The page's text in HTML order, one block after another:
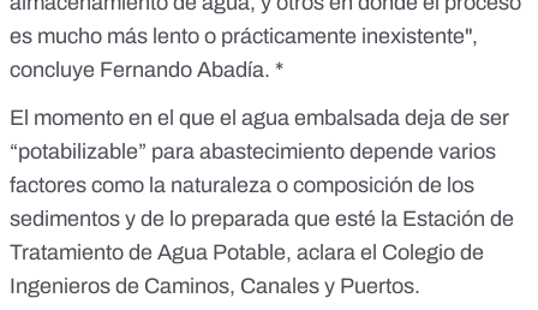
es mucho más lento o prácticamente inexistente",
concluye Fernando Abadía. *
El momento en el que el agua embalsada deja de ser
“potabilizable” para abastecimiento depende varios
factores como la naturaleza o composición de los
sedimentos y de lo preparada que esté la Estación de
Tratamiento de Agua Potable, aclara el Colegio de
Ingenieros de Caminos, Canales y Puertos.